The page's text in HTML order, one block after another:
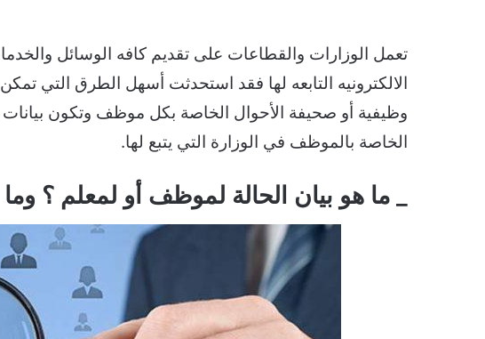
تعمل الوزارات والقطاعات على تقديم كافه الوسائل
الالكترونيه التابعه لها فقد استحدثت أسهل الطرق التي
وظيفية أو صحيفة الأحوال الخاصة بكل موظف وتكون بيانات
الخاصة بالموظف في الوزارة التي يتبع لها.
_ ما هو بيان الحالة لموظف أو لمعلم ؟